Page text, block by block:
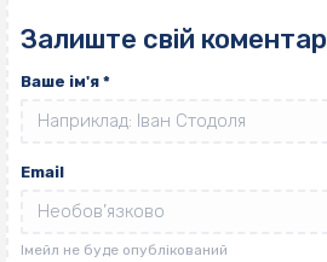
Залиште свій коментар
Ваше ім'я *
Email